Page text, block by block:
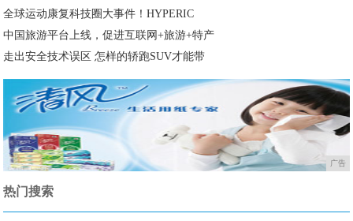
全球运动康复科技圈大事件！HYPERIC
中国旅游平台上线，促进互联网+旅游+特产
走出安全技术误区 怎样的轿跑SUV才能带
广告
热门搜索